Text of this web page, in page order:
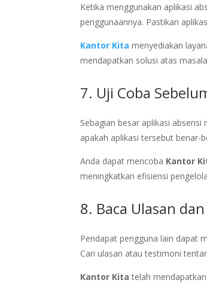
Ketika menggunakan aplikasi
penggunaannya. Pastikan
Kantor Kita menyediakan
mendapatkan solusi atas
7. Uji Coba
Sebagian besar aplikasi
apakah aplikasi tersebut benar-
Anda dapat mencoba Kantor
meningkatkan efisiensi
8. Baca Ulasan
Pendapat pengguna lain dapat
Cari ulasan atau testimoni
Kantor Kita telah